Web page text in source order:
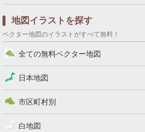
地図イラストを探す
ベクター地図のイラストがすべて無料！
全ての無料ベクター地図
日本地図
市区町村別
白地図